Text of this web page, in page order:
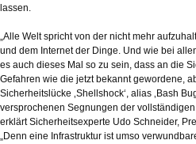
lassen.
„Alle Welt spricht von der nicht mehr
und dem Internet der Dinge. Und wie bei
es auch dieses Mal so zu sein, dass an die
Gefahren wie die jetzt bekannt gewordene,
Sicherheitslücke ‚Shellshock‘, alias ‚Bash
versprochenen Segnungen der vollständigen
erklärt Sicherheitsexperte Udo Schneider,
„Denn eine Infrastruktur ist umso